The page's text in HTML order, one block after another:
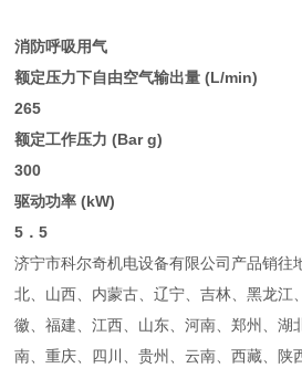
消防呼吸用气
额定压力下自由空气输出量 (L/min)
265
额定工作压力 (Bar g)
300
驱动功率 (kW)
5．5
济宁市科尔奇机电设备有限公司产品销往
北、山西、内蒙古、辽宁、吉林、黑龙江
徽、福建、江西、山东、河南、郑州、湖
南、重庆、四川、贵州、云南、西藏、陕